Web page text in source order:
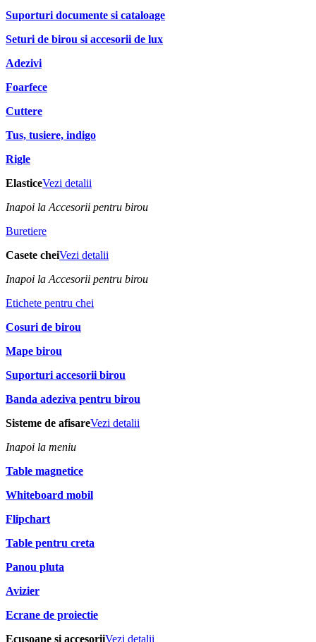
Suporturi documente si cataloage
Seturi de birou si accesorii de lux
Adezivi
Foarfece
Cuttere
Tus, tusiere, indigo
Rigle
ElasticeVezi detalii
Inapoi la Accesorii pentru birou
Buretiere
Casete cheiVezi detalii
Inapoi la Accesorii pentru birou
Etichete pentru chei
Cosuri de birou
Mape birou
Suporturi accesorii birou
Banda adeziva pentru birou
Sisteme de afisareVezi detalii
Inapoi la meniu
Table magnetice
Whiteboard mobil
Flipchart
Table pentru creta
Panou pluta
Avizier
Ecrane de proiectie
Ecusoane si accesoriiVezi detalii